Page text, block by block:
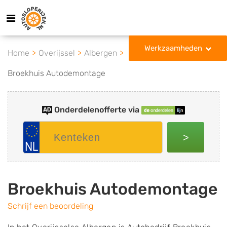
Werkzaamheden
Home Overijssel Albergen
Broekhuis Autodemontage
Onderdelenofferte via
>
Broekhuis Autodemontage
Schrijf een beoordeling